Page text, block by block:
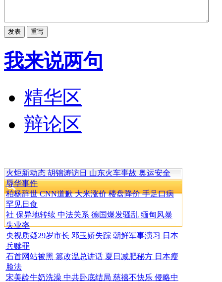
我来说两句
精华区
辩论区
火炬新动态 胡锦涛访日 山东火车事故 奥运安全
辱华事件
柏杨辞世 CNN道歉 大米涨价 楼盘降价 手足口病
罕见日食
社 保异地转续 中法关系 德国爆发骚乱 缅甸风暴
失业率
央视质疑29岁市长 邓玉娇失踪 朝鲜军事演习 日本
兵赎罪
石首网站被黑 篡改温总讲话 夏日减肥秘方 日本瘦
脸法
宋美龄牛奶洗澡 中共卧底结局 慈禧不快乐 侵略中